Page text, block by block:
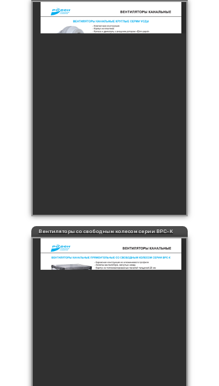
Вентиляторы со свободным колесом серии ВРС-К